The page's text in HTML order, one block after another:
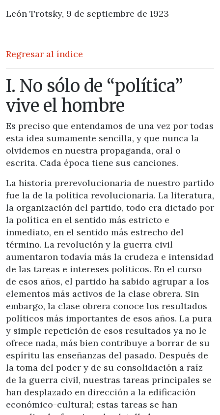
León Trotsky, 9 de septiembre de 1923
Regresar al índice
I. No sólo de “política”
vive el hombre
Es preciso que entendamos de una vez por todas
esta idea sumamente sencilla, y que nunca la
olvidemos en nuestra propaganda, oral o
escrita. Cada época tiene sus canciones.
La historia prerevolucionaria de nuestro partido
fue la de la política revolucionaria. La literatura,
la organización del partido, todo era dictado por
la política en el sentido más estricto e
inmediato, en el sentido más estrecho del
término. La revolución y la guerra civil
aumentaron todavía más la crudeza e intensidad
de las tareas e intereses políticos. En el curso
de esos años, el partido ha sabido agrupar a los
elementos más activos de la clase obrera. Sin
embargo, la clase obrera conoce los resultados
políticos más importantes de esos años. La pura
y simple repetición de esos resultados ya no le
ofrece nada, más bien contribuye a borrar de su
espíritu las enseñanzas del pasado. Después de
la toma del poder y de su consolidación a raíz
de la guerra civil, nuestras tareas principales se
han desplazado en dirección a la edificación
económico-cultural; estas tareas se han